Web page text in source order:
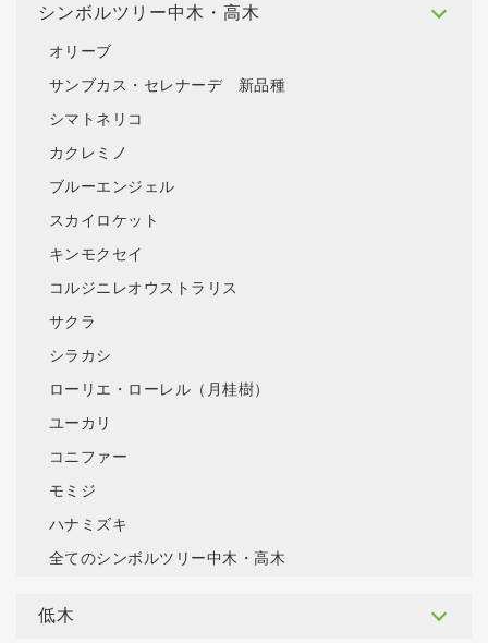
シンボルツリー中木・高木
オリーブ
サンブカス・セレナーデ 新品種
シマトネリコ
カクレミノ
ブルーエンジェル
スカイロケット
キンモクセイ
コルジニレオウストラリス
サクラ
シラカシ
ローリエ・ローレル（月桂樹）
ユーカリ
コニファー
モミジ
ハナミズキ
全てのシンボルツリー中木・高木
低木